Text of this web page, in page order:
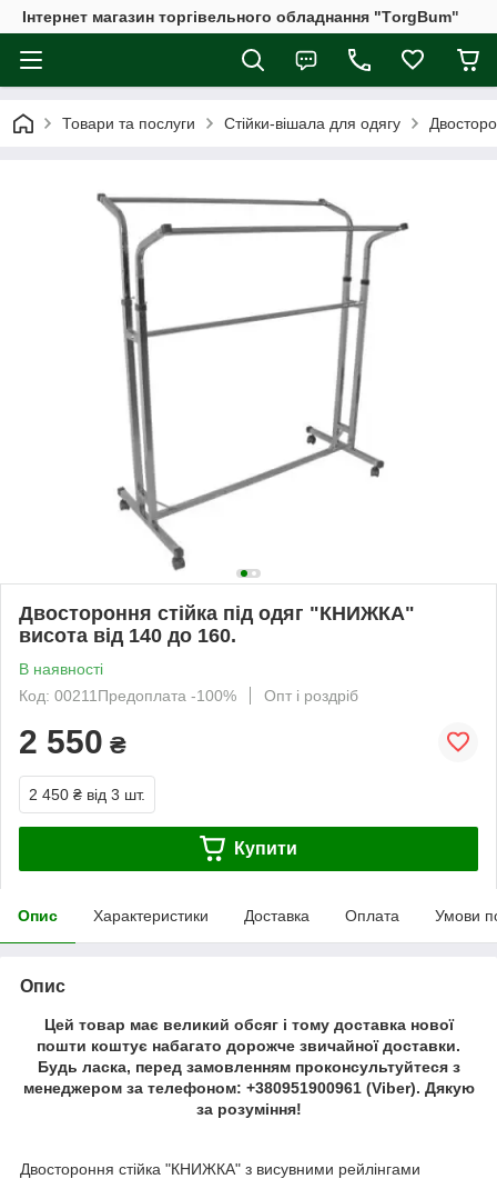
Інтернет магазин торгівельного обладнання "ТorgBum"
Товари та послуги Стійки-вішала для одягу
Двостороння стійка під одяг "КНИЖКА"
висота від 140 до 160.
В наявності
Код: 00211Предоплата -100%
Опт і роздріб
2 550 ₴
2 450 ₴ від 3 шт.
Купити
Опис Характеристики Доставка Оплата Умови
Опис
Цей товар має великий обсяг і тому доставка нової
пошти коштує набагато дорожче звичайної доставки.
Будь ласка, перед замовленням проконсультуйтеся з
менеджером за телефоном: +380951900961 (Viber). Дякую
за розуміння!
Двостороння стійка "КНИЖКА" з висувними рейлінгами